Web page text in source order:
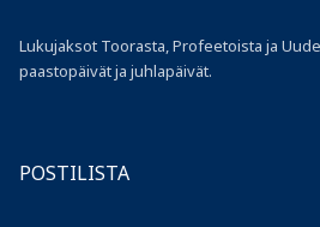
Lukujaksot Toorasta, Profeetoista ja
paastopäivät ja juhlapäivät.
POSTILISTA